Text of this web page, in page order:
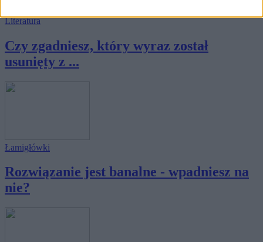
Literatura
Czy zgadniesz, który wyraz został
usunięty z ...
Łamigłówki
Rozwiązanie jest banalne - wpadniesz na
nie?